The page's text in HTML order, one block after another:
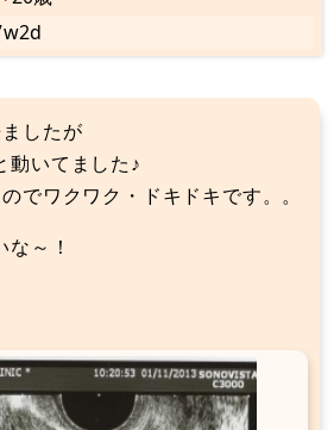
したが
動いてました♪
でワクワク・ドキドキです。。
～！